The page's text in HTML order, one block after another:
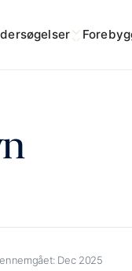
Dec 2025